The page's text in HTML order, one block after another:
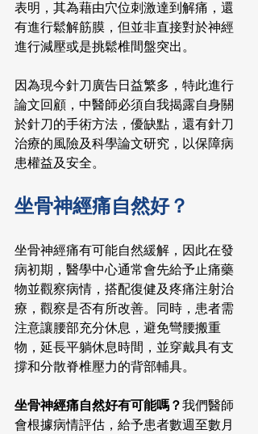
表明，其為藉由穴位刺激達到解痛，還
有進行鬆解筋膜，但並非直接對於神經
進行減壓或是挑鬆椎間盤突出。
因為現今針刀廣告日益繁多，特此進行
論文回顧，中醫師必須自我揭露自身關
於針刀的手術方法，優缺點，還有針刀
治療的風險及科學論文研究，以保障病
患權益及安全。
坐骨神經痛自然好？
坐骨神經痛有可能自然緩解，因此在發
病初期，醫學中心通常會先給予止痛藥
物並觀察病情，搭配復健及疼痛注射治
療，觀察是否有所改善。同時，患者需
注意讓腰部充分休息，避免彎腰搬重
物，延長平躺休息時間，並穿戴具有支
撐和分散脊椎壓力的背部輔具。
坐骨神經痛自然好有可能嗎？我們醫師
會根據病情評估，給予患者數週至數月